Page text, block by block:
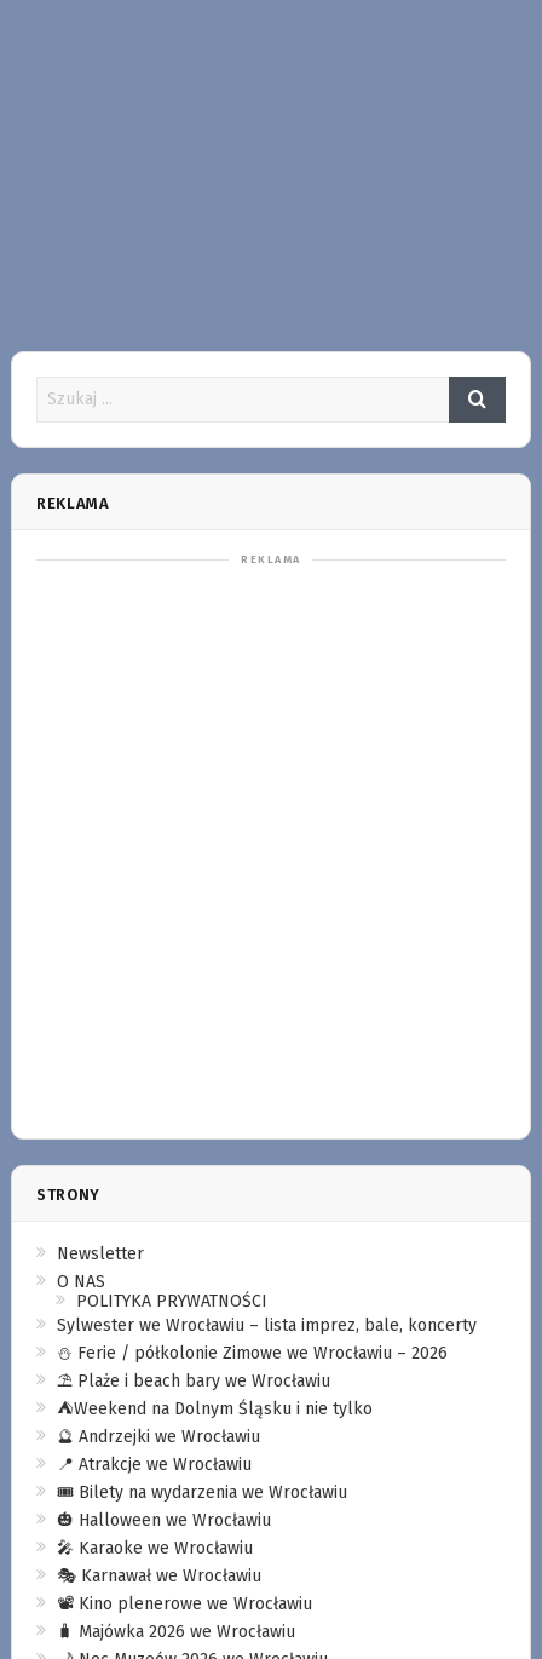
REKLAMA
STRONY
Newsletter
O NAS
POLITYKA PRYWATNOŚCI
Sylwester we Wrocławiu – lista imprez, bale, koncerty
⛄️ Ferie / półkolonie Zimowe we Wrocławiu – 2026
⛱️ Plaże i beach bary we Wrocławiu
⛺️Weekend na Dolnym Śląsku i nie tylko
🔮 Andrzejki we Wrocławiu
📍 Atrakcje we Wrocławiu
🎟️ Bilety na wydarzenia we Wrocławiu
🎃 Halloween we Wrocławiu
🎤 Karaoke we Wrocławiu
🎭 Karnawał we Wrocławiu
📽️ Kino plenerowe we Wrocławiu
🧳 Majówka 2026 we Wrocławiu